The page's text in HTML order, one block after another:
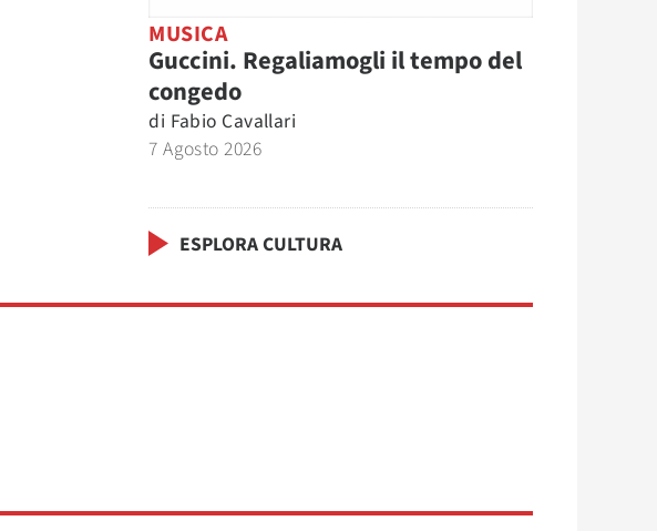
MUSICA
Guccini. Regaliamogli il tempo del
congedo
di Fabio Cavallari
7 Agosto 2026
ESPLORA CULTURA